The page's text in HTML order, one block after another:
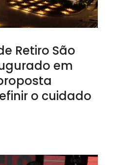
Retiro São
em
o cuidado